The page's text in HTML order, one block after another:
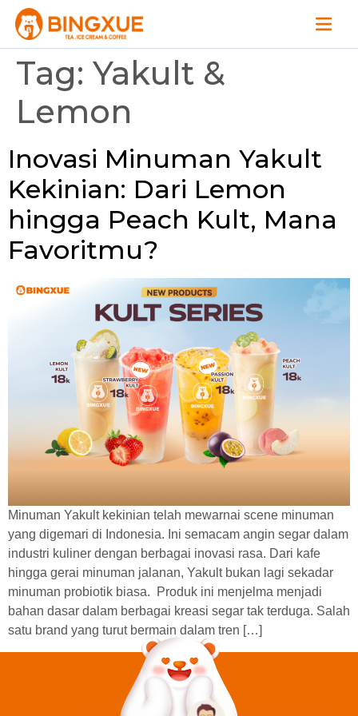
Tag: Yakult &
Lemon
Inovasi Minuman Yakult
Kekinian: Dari Lemon
hingga Peach Kult, Mana
Favoritmu?
Minuman Yakult kekinian telah mewarnai scene minuman
yang digemari di Indonesia. Ini semacam angin segar dalam
industri kuliner dengan berbagai inovasi rasa. Dari kafe
hingga gerai minuman jalanan, Yakult bukan lagi sekadar
minuman probiotik biasa. Produk ini menjelma menjadi
bahan dasar dalam berbagai kreasi segar tak terduga. Salah
satu brand yang turut bermain dalam tren […]